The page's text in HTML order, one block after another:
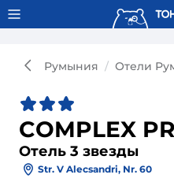
Тонкости используют
Румыния Отели
COMPLEX
Отель 3 звезды
Str. V Alecsandri, Nr. 60